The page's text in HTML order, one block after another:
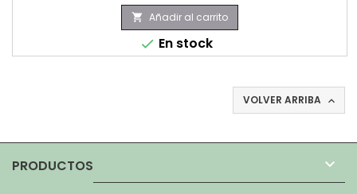
 Añadir al carrito
 En stock
VOLVER ARRIBA 
PRODUCTOS 